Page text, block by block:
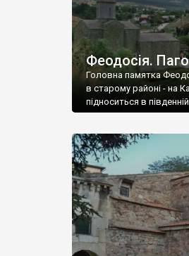
Феодосія.
Головна памятка
в старому районі - на
підноситься в